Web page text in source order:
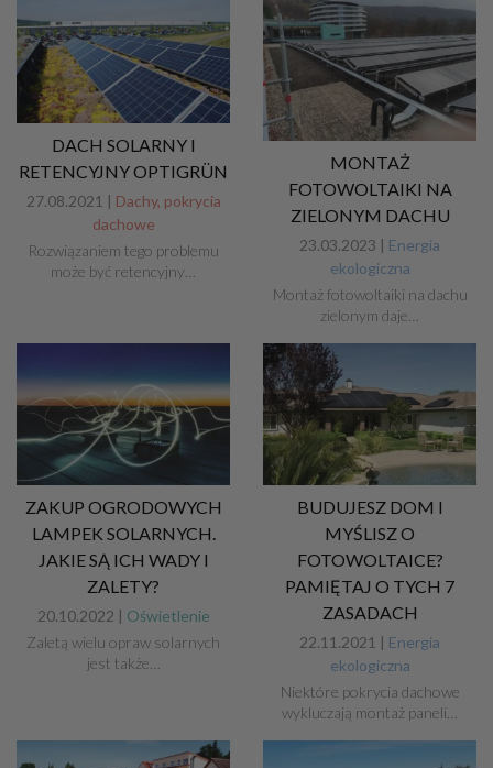
DACH SOLARNY I
RETENCYJNY OPTIGRÜN
27.08.2021 | Dachy, pokrycia
dachowe
Rozwiązaniem tego problemu
może być retencyjny…
MONTAŻ
FOTOWOLTAIKI NA
ZIELONYM DACHU
23.03.2023 | Energia
ekologiczna
Montaż fotowoltaiki na dachu
zielonym daje…
ZAKUP OGRODOWYCH
LAMPEK SOLARNYCH.
JAKIE SĄ ICH WADY I
ZALETY?
20.10.2022 | Oświetlenie
Zaletą wielu opraw solarnych
jest także…
BUDUJESZ DOM I
MYŚLISZ O
FOTOWOLTAICE?
PAMIĘTAJ O TYCH 7
ZASADACH
22.11.2021 | Energia
ekologiczna
Niektóre pokrycia dachowe
wykluczają montaż paneli…